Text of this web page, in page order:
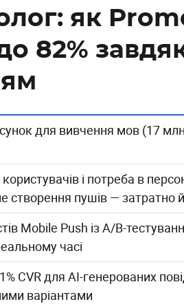
як
82%
для вивчення мов (17
і потреба в
створення пушів — затратно
Mobile Push із A/B-
часі
CVR для AI-генерованих
варіантами